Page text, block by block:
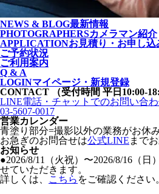
NEWS & BLOG最新情報
PHOTOGRAPHERSカメラマン紹介
APPLICATIONお見積り・お申し込
ご予約状況
ご利用案内
Q & A
LOGINマイページ・新規登録
CONTACT
（受付時間 平日10:00-
LINE電話・チャットでのお問い合
03-5607-0017
営業カレンダー
青塗り 部分=撮影以外の業務がお休
お急ぎのお問合せは公式LINE まで
お知らせ
●2026/8/11（火祝）〜2026/8/16（日
せていただきます。
詳しくは、
こちら をご確認ください